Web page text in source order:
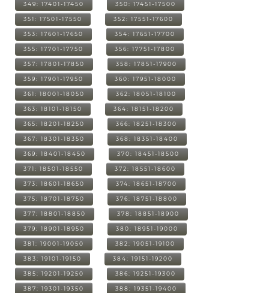
349: 17401-17450 350: 17451-17500
351: 17501-17550 352: 17551-17600
353: 17601-17650 354: 17651-17700
355: 17701-17750 356: 17751-17800
357: 17801-17850 358: 17851-17900
359: 17901-17950 360: 17951-18000
361: 18001-18050 362: 18051-18100
363: 18101-18150 364: 18151-18200
365: 18201-18250 366: 18251-18300
367: 18301-18350 368: 18351-18400
369: 18401-18450 370: 18451-18500
371: 18501-18550 372: 18551-18600
373: 18601-18650 374: 18651-18700
375: 18701-18750 376: 18751-18800
377: 18801-18850 378: 18851-18900
379: 18901-18950 380: 18951-19000
381: 19001-19050 382: 19051-19100
383: 19101-19150 384: 19151-19200
385: 19201-19250 386: 19251-19300
387: 19301-19350 388: 19351-19400